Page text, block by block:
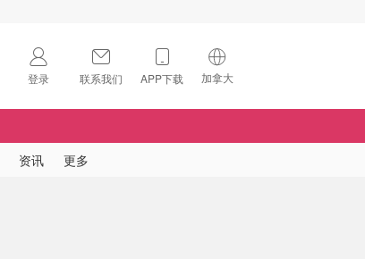
登录 联系我们 APP下载 加拿大
🇺🇸
资讯 更多